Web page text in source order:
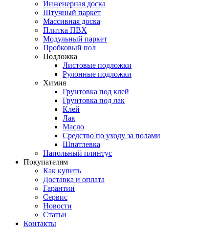
Инженерная доска
Штучный паркет
Массивная доска
Плитка ПВХ
Модульный паркет
Пробковый пол
Подложка
Листовые подложки
Рулонные подложки
Химия
Грунтовка под клей
Грунтовка под лак
Клей
Лак
Масло
Средство по уходу за полами
Шпатлевка
Напольный плинтус
Покупателям
Как купить
Доставка и оплата
Гарантии
Сервис
Новости
Статьи
Контакты